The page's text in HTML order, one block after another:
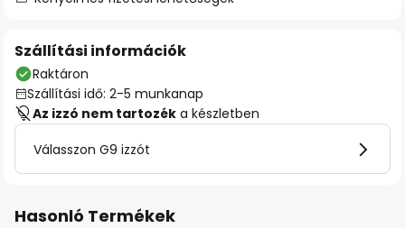
Szállítási információk
Raktáron
Szállítási idő: 2-5 munkanap
Az izzó nem tartozék a készletben
Válasszon G9 izzót
Hasonló Termékek